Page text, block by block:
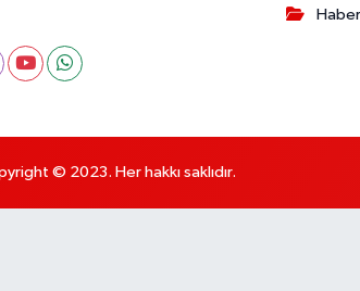
© 2023. Her hakkı saklıdır.